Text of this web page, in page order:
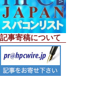
記事寄稿について